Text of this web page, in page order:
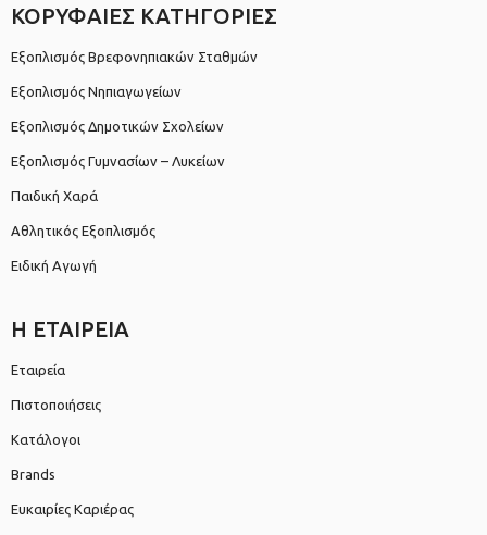
ΚΟΡΥΦΑΙΕΣ ΚΑΤΗΓΟΡΙΕΣ
Εξοπλισμός Βρεφονηπιακών Σταθμών
Εξοπλισμός Νηπιαγωγείων
Εξοπλισμός Δημοτικών Σχολείων
Εξοπλισμός Γυμνασίων – Λυκείων
Παιδική Χαρά
Αθλητικός Εξοπλισμός
Ειδική Αγωγή
Η ΕΤΑΙΡΕΙΑ
Εταιρεία
Πιστοποιήσεις
Κατάλογοι
Brands
Ευκαιρίες Καριέρας